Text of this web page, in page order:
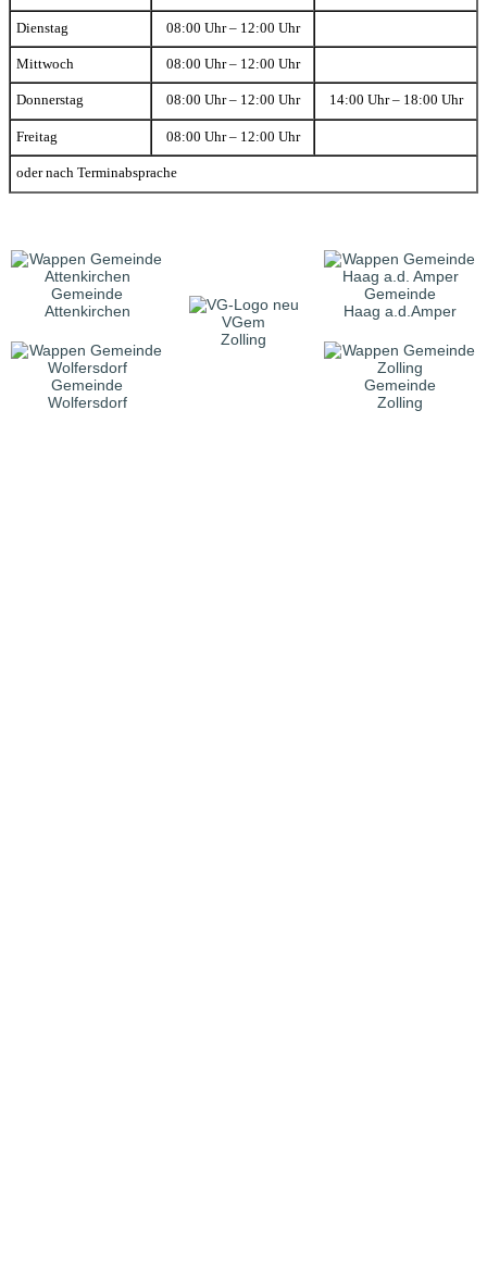
Dienstag 08:00 Uhr – 12:00 Uhr
Mittwoch 08:00 Uhr – 12:00 Uhr
Donnerstag 08:00 Uhr – 12:00 Uhr 14:00 Uhr – 18:00 Uhr
Freitag 08:00 Uhr – 12:00 Uhr
oder nach Terminabsprache
Gemeinde
Attenkirchen
VGem
Zolling
Gemeinde
Haag a.d.Amper
Gemeinde
Wolfersdorf
Gemeinde
Zolling